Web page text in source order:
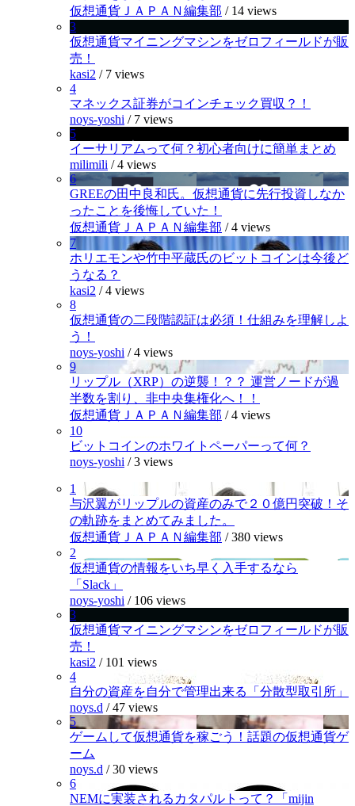
仮想通貨ＪＡＰＡＮ編集部 / 14 views
3
仮想通貨マイニングマシンをゼロフィールドが販
売！
kasi2 / 7 views
4
マネックス証券がコインチェック買収？！
noys-yoshi / 7 views
5
イーサリアムって何？初心者向けに簡単まとめ
milimili /4 views
6
GREEの田中良和氏。仮想通貨に先行投資しなか
ったことを後悔していた！
仮想通貨ＪＡＰＡＮ編集部 /4 views
7
ホリエモンや竹中平蔵氏のビットコインは今後ど
うなる？
kasi2 /4 views
8
仮想通貨の二段階認証は必須！仕組みを理解しよ
う！
noys-yoshi /4 views
9
リップル（XRP）の逆襲！？？ 運営ノードが過
半数を割り、非中央集権化へ！！
仮想通貨ＪＡＰＡＮ編集部 /4 views
10
ビットコインのホワイトペーパーって何？
noys-yoshi /3 views
1
与沢翼がリップルの資産のみで２０億円突破！そ
の軌跡をまとめてみました。
仮想通貨ＪＡＰＡＮ編集部 /380 views
2
仮想通貨の情報をいち早く入手するなら
「Slack」
noys-yoshi / 106 views
3
仮想通貨マイニングマシンをゼロフィールドが販
売！
kasi2 / 101 views
4
自分の資産を自分で管理出来る「分散型取引所」
noys.d /47 views
5
ゲームして仮想通貨を稼ごう！話題の仮想通貨ゲ
ーム
noys.d /30 views
6
NEMに実装されるカタパルトって？「mijin